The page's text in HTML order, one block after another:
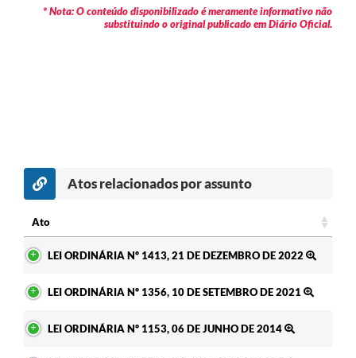
* Nota: O conteúdo disponibilizado é meramente informativo não
substituindo o original publicado em Diário Oficial.
Atos relacionados por assunto
Ato
LEI ORDINÁRIA Nº 1413, 21 DE DEZEMBRO DE 2022
LEI ORDINÁRIA Nº 1356, 10 DE SETEMBRO DE 2021
LEI ORDINÁRIA Nº 1153, 06 DE JUNHO DE 2014